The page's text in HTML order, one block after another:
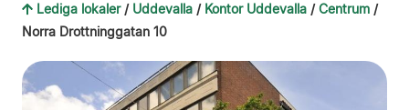
Lediga lokaler / Uddevalla / Kontor Uddevalla /Centrum /
Norra Drottninggatan 10